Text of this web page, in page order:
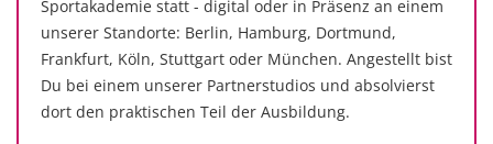
Sportakademie statt - digital oder in Präsenz an einem
unserer Standorte: Berlin, Hamburg, Dortmund,
Frankfurt, Köln, Stuttgart oder München. Angestellt bist
Du bei einem unserer Partnerstudios und absolvierst
dort den praktischen Teil der Ausbildung.